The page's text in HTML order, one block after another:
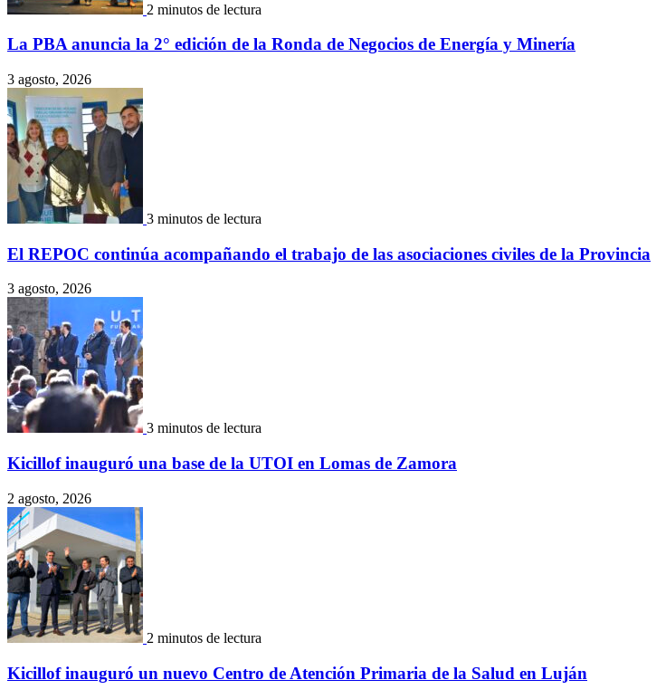
2 minutos de lectura
La PBA anuncia la 2° edición de la Ronda de Negocios de Energía y Minería
3 agosto, 2026
3 minutos de lectura
El REPOC continúa acompañando el trabajo de las asociaciones civiles de la Provincia
3 agosto, 2026
3 minutos de lectura
Kicillof inauguró una base de la UTOI en Lomas de Zamora
2 agosto, 2026
2 minutos de lectura
Kicillof inauguró un nuevo Centro de Atención Primaria de la Salud en Luján